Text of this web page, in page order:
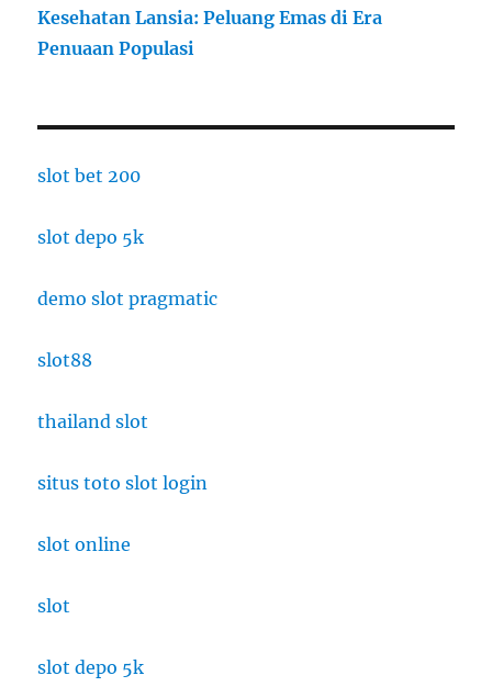
Kesehatan Lansia: Peluang Emas di Era
Penuaan Populasi
slot bet 200
slot depo 5k
demo slot pragmatic
slot88
thailand slot
situs toto slot login
slot online
slot
slot depo 5k